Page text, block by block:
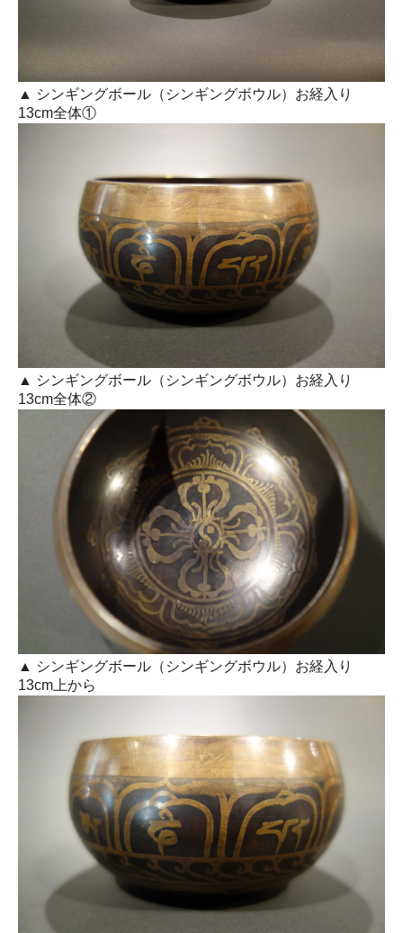
▲ シンギングボール（シンギングボウル）お経入り
13cm全体①
▲ シンギングボール（シンギングボウル）お経入り
13cm全体②
▲ シンギングボール（シンギングボウル）お経入り
13cm上から